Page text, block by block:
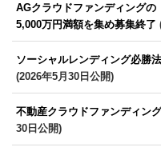
AGクラウドファンディングの
5,000万円満額を集め募集終了
ソーシャルレンディング必勝
(2026年5月30日公開)
不動産クラウドファンディン
30日公開)